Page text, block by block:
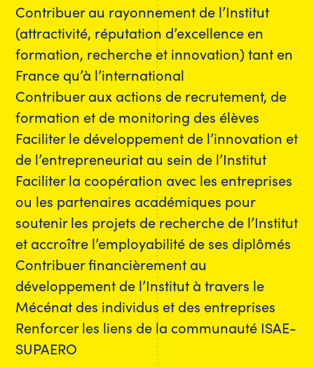
Contribuer au rayonnement de l’Institut
(attractivité, réputation d’excellence en
formation, recherche et innovation) tant en
France qu’à l’international
Contribuer aux actions de recrutement, de
formation et de monitoring des élèves
Faciliter le développement de l’innovation et
de l’entrepreneuriat au sein de l’Institut
Faciliter la coopération avec les entreprises
ou les partenaires académiques pour
soutenir les projets de recherche de l’Institut
et accroître l’employabilité de ses diplômés
Contribuer financièrement au
développement de l’Institut à travers le
Mécénat des individus et des entreprises
Renforcer les liens de la communauté ISAE-
SUPAERO